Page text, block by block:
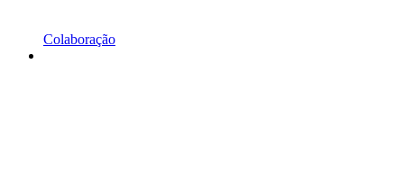
Colaboração